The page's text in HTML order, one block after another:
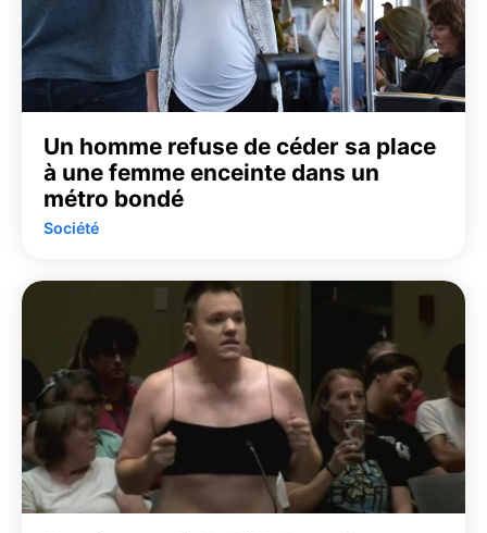
Un homme refuse de céder sa place
à une femme enceinte dans un
métro bondé
Société